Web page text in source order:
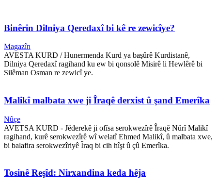
Binêrin Dilniya Qeredaxî bi kê re zewicîye?
Magazîn
AVESTA KURD / Hunermenda Kurd ya başûrê Kurdistanê,
Dilniya Qeredaxî ragihand ku ew bi qonsolê Misirê li Hewlêrê bi
Silêman Osman re zewicî ye.
Malikî malbata xwe ji Îraqê derxist û şand Emerîka
Nûçe
AVETSA KURD - Jêderekê ji ofîsa serokwezîrê Îraqê Nûrî Malikî
ragihand, kurê serokwezîrê wî welatî Ehmed Malikî, û malbata xwe,
bi balafira serokwezîriyê Îraq bi cih hîşt û çû Emerîka.
Tosinê Reşîd: Nirxandina keda hêja